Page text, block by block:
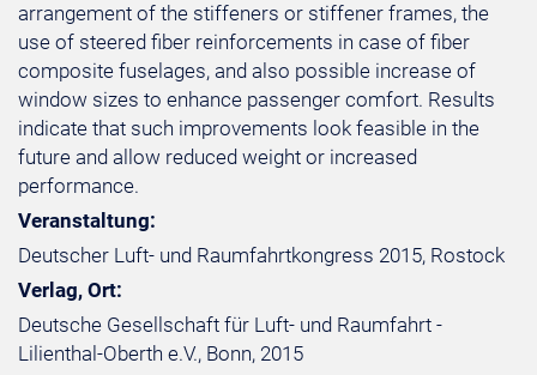
arrangement of the stiffeners or stiffener frames, the
use of steered fiber reinforcements in case of fiber
composite fuselages, and also possible increase of
window sizes to enhance passenger comfort. Results
indicate that such improvements look feasible in the
future and allow reduced weight or increased
performance.
Veranstaltung:
Deutscher Luft- und Raumfahrtkongress 2015, Rostock
Verlag, Ort:
Deutsche Gesellschaft für Luft- und Raumfahrt -
Lilienthal-Oberth e.V., Bonn, 2015